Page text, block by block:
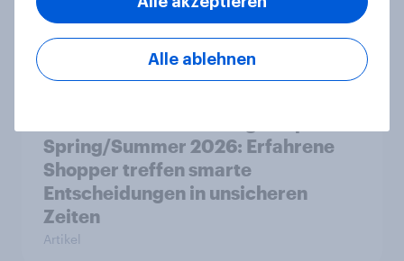
Massenmarkt geworden
Artikel
Spring/Summer 2026: Erfahrene
Shopper treffen smarte
Entscheidungen in unsicheren
Zeiten
Artikel
Alle ablehnen